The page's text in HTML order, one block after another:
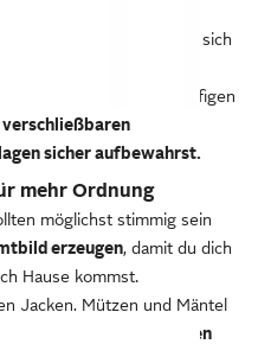
eines langen
Schreibtischstuhl lässt sich
verstellen.
bringst du in weitläufigen
verschließbaren
sicher aufbewahrst.
mehr Ordnung
möglichst stimmig sein
erzeugen, damit du dich
Hause kommst.
Jacken, Mützen und Mäntel
kannst du mit
schlanken